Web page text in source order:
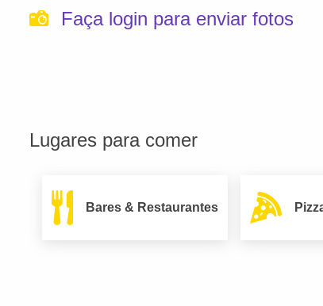
Faça login para enviar fotos
Lugares para comer
Bares & Restaurantes